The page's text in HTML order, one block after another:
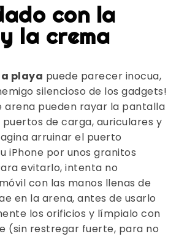
con la
la crema
playa puede parecer inocua,
silencioso de los gadgets!
arena pueden rayar la pantalla
de carga, auriculares y
arruinar el puerto
iPhone por unos granitos
evitarlo, intenta no
con las manos llenas de
en la arena, antes de usarlo
los orificios y límpialo con
(sin restregar fuerte, para no